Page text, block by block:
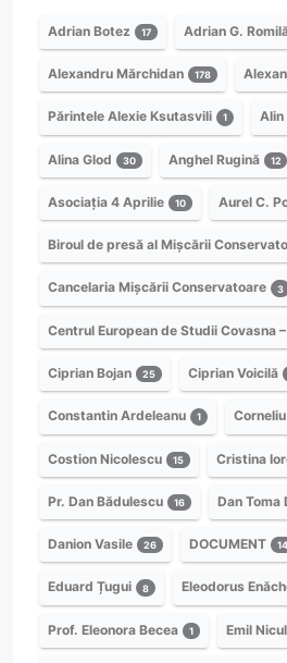
Adrian Botez 17 Adrian G.
Alexandru Mărchidan 178
Părintele Alexie Ksutasvili 1 Alin
Alina Glod 30 Anghel Rugină 12
Asociația 4 Aprilie 10 Aurel C.
Biroul de presă al Mișcării
Cancelaria Mișcării Conservatoare 3
Centrul European de Studii Covasna
Ciprian Bojan 25 Ciprian Voicilă
Constantin Ardeleanu 1
Costion Nicolescu 15 Cristina
Pr. Dan Bădulescu 16 Dan Toma
Danion Vasile 26 DOCUMENT 14
Eduard Țugui 8 Eleodorus
Prof. Eleonora Becea 1 Emil